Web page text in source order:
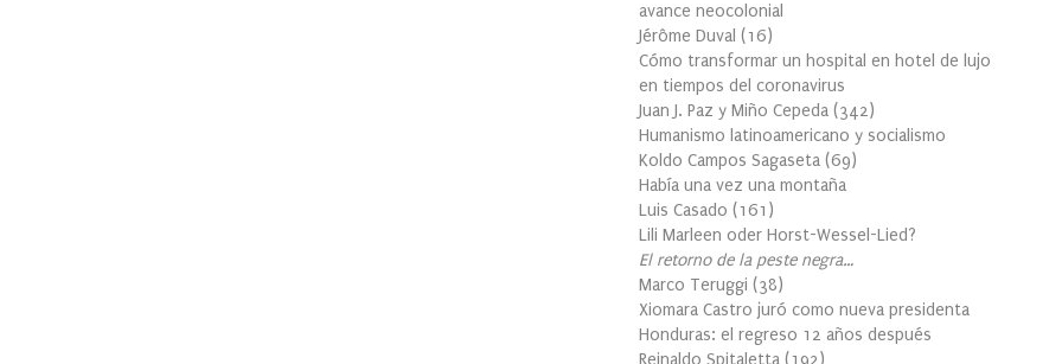
avance neocolonial
Jérôme Duval (16)
Cómo transformar un hospital en hotel de lujo
en tiempos del coronavirus
Juan J. Paz y Miño Cepeda (342)
Humanismo latinoamericano y socialismo
Koldo Campos Sagaseta (69)
Había una vez una montaña
Luis Casado (161 )
Lili Marleen oder Horst-Wessel-Lied?
El retorno de la peste negra…
Marco Teruggi (38)
Xiomara Castro juró como nueva presidenta
Honduras: el regreso 12 años después